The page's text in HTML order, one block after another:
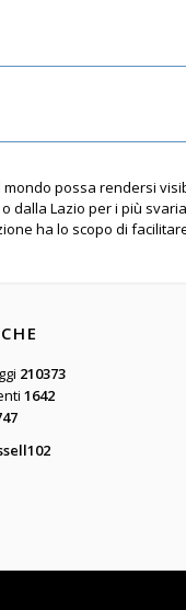
mondo possa rendersi
dalla Lazio per i più
ha lo scopo di
210373
1642